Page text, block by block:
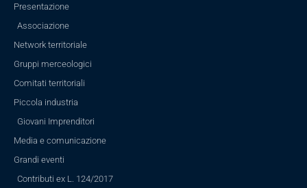
Presentazione
Associazione
Network territoriale
Gruppi merceologici
Comitati territoriali
Piccola industria
Giovani Imprenditori
Media e comunicazione
Grandi eventi
Contributi ex L. 124/2017